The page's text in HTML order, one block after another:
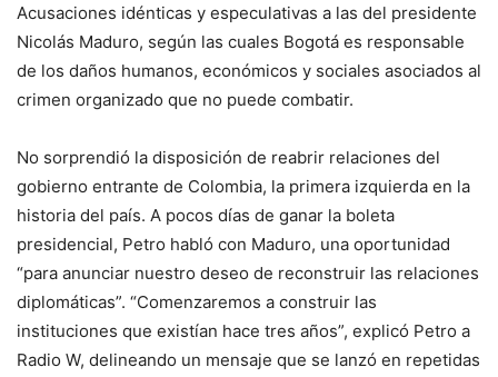
Acusaciones idénticas y especulativas a las del presidente
Nicolás Maduro, según las cuales Bogotá es responsable
de los daños humanos, económicos y sociales asociados al
crimen organizado que no puede combatir.
No sorprendió la disposición de reabrir relaciones del
gobierno entrante de Colombia, la primera izquierda en la
historia del país. A pocos días de ganar la boleta
presidencial, Petro habló con Maduro, una oportunidad
“para anunciar nuestro deseo de reconstruir las relaciones
diplomáticas”. “Comenzaremos a construir las
instituciones que existían hace tres años”, explicó Petro a
Radio W, delineando un mensaje que se lanzó en repetidas